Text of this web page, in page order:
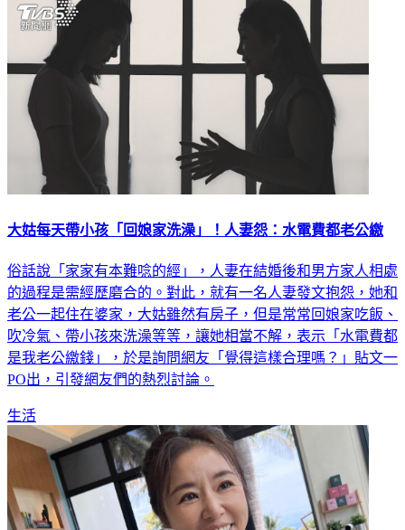
大姑每天帶小孩「回娘家洗澡」！人妻怨：水電費都老公繳
俗話說「家家有本難唸的經」，人妻在結婚後和男方家人相處
的過程是需經歷磨合的。對此，就有一名人妻發文抱怨，她和
老公一起住在婆家，大姑雖然有房子，但是常常回娘家吃飯、
吹冷氣、帶小孩來洗澡等等，讓她相當不解，表示「水電費都
是我老公繳錢」，於是詢問網友「覺得這樣合理嗎？」貼文一
PO出，引發網友們的熱烈討論。
生活